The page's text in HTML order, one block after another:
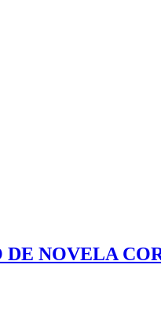
NOVELA